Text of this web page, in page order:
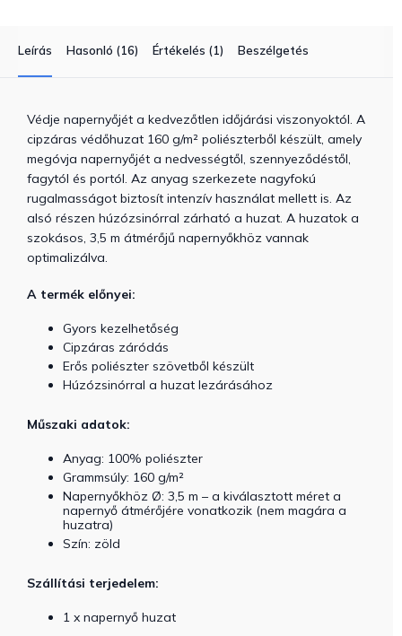
Leírás Hasonló (16) Értékelés (1) Beszélgetés
Védje napernyőjét a kedvezőtlen időjárási viszonyoktól. A
cipzáras védőhuzat 160 g/m² poliészterből készült, amely
megóvja napernyőjét a nedvességtől, szennyeződéstől,
fagytól és portól. Az anyag szerkezete nagyfokú
rugalmasságot biztosít intenzív használat mellett is. Az
alsó részen húzózsinórral zárható a huzat. A huzatok a
szokásos, 3,5 m átmérőjű napernyőkhöz vannak
optimalizálva.
A termék előnyei:
Gyors kezelhetőség
Cipzáras záródás
Erős poliészter szövetből készült
Húzózsinórral a huzat lezárásához
Műszaki adatok:
Anyag: 100% poliészter
Grammsúly: 160 g/m²
Napernyőkhöz Ø: 3,5 m – a kiválasztott méret a
napernyő átmérőjére vonatkozik (nem magára a
huzatra)
Szín: zöld
Szállítási terjedelem:
1 x napernyő huzat